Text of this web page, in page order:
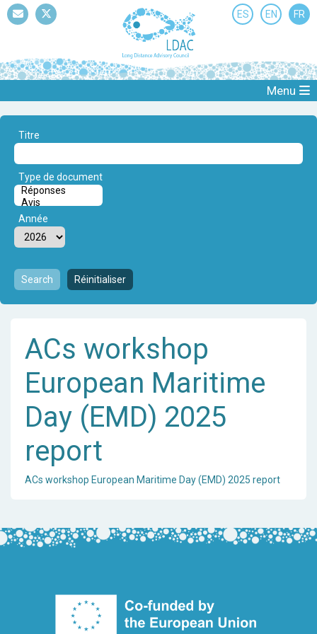
ES EN FR
Menu
Titre
Type de document
Année
Search Réinitialiser
ACs workshop
European Maritime
Day (EMD) 2025
report
ACs workshop European Maritime Day (EMD) 2025 report